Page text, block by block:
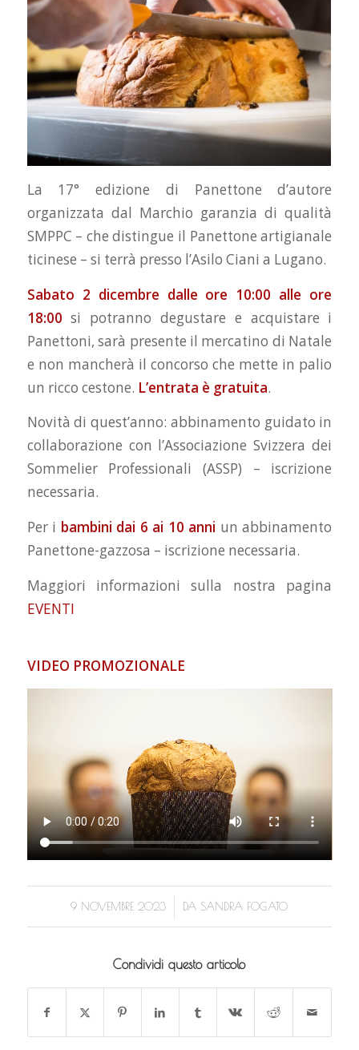
La 17° edizione di Panettone d’autore
organizzata dal Marchio garanzia di qualità
SMPPC – che distingue il Panettone artigianale
ticinese – si terrà presso l’Asilo Ciani a Lugano.
Sabato 2 dicembre dalle ore 10:00 alle ore
18:00 si potranno degustare e acquistare i
Panettoni, sarà presente il mercatino di Natale
e non mancherà il concorso che mette in palio
un ricco cestone. L’entrata è gratuita.
Novità di quest’anno: abbinamento guidato in
collaborazione con l’Associazione Svizzera dei
Sommelier Professionali (ASSP) – iscrizione
necessaria.
Per i bambini dai 6 ai 10 anni un abbinamento
Panettone-gazzosa – iscrizione necessaria.
Maggiori informazioni sulla nostra pagina
EVENTI
VIDEO PROMOZIONALE
9 NOVEMBRE 2023
/ DA SANDRA FOGATO
Condividi questo articolo